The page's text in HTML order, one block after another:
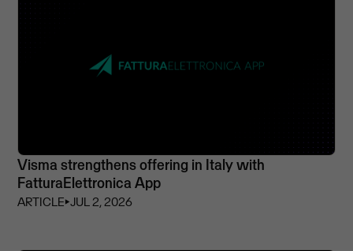
Visma strengthens offering in Italy with
FatturaElettronica App
ARTICLE⏵JUL 2, 2026